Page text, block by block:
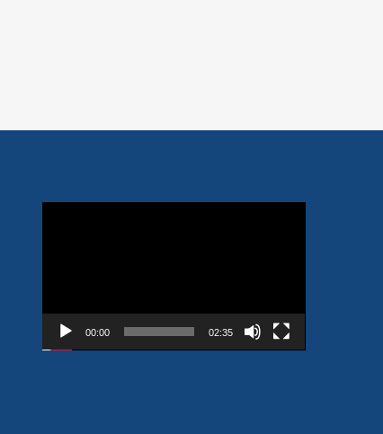
00:00 02:35